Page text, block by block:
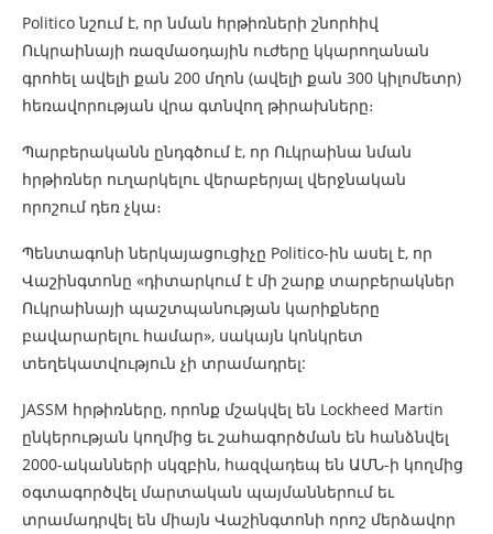
Politico նշում է, որ նման հրթիռների շնորհիվ
Ուկրաինայի ռազմաօդային ուժերը կկարողանան
գրոհել ավելի քան 200 մղոն (ավելի քան 300 կիլոմետր)
հեռավորության վրա գտնվող թիրախները։
Պարբերականն ընդգծում է, որ Ուկրաինա նման
հրթիռներ ուղարկելու վերաբերյալ վերջնական
որոշում դեռ չկա։
Պենտագոնի ներկայացուցիչը Politico-ին ասել է, որ
Վաշինգտոնը «դիտարկում է մի շարք տարբերակներ
Ուկրաինայի պաշտպանության կարիքները
բավարարելու համար», սակայն կոնկրետ
տեղեկատվություն չի տրամադրել:
JASSM հրթիռները, որոնք մշակվել են Lockheed Martin
ընկերության կողմից եւ շահագործման են հանձնվել
2000-ականների սկզբին, հազվադեպ են ԱՄՆ-ի կողմից
օգտագործվել մարտական պայմաններում եւ
տրամադրվել են միայն Վաշինգտոնի որոշ մերձավոր